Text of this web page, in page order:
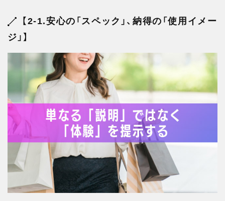
【2-1.安心の「スペック」、納得の「使用イメー
ジ」】